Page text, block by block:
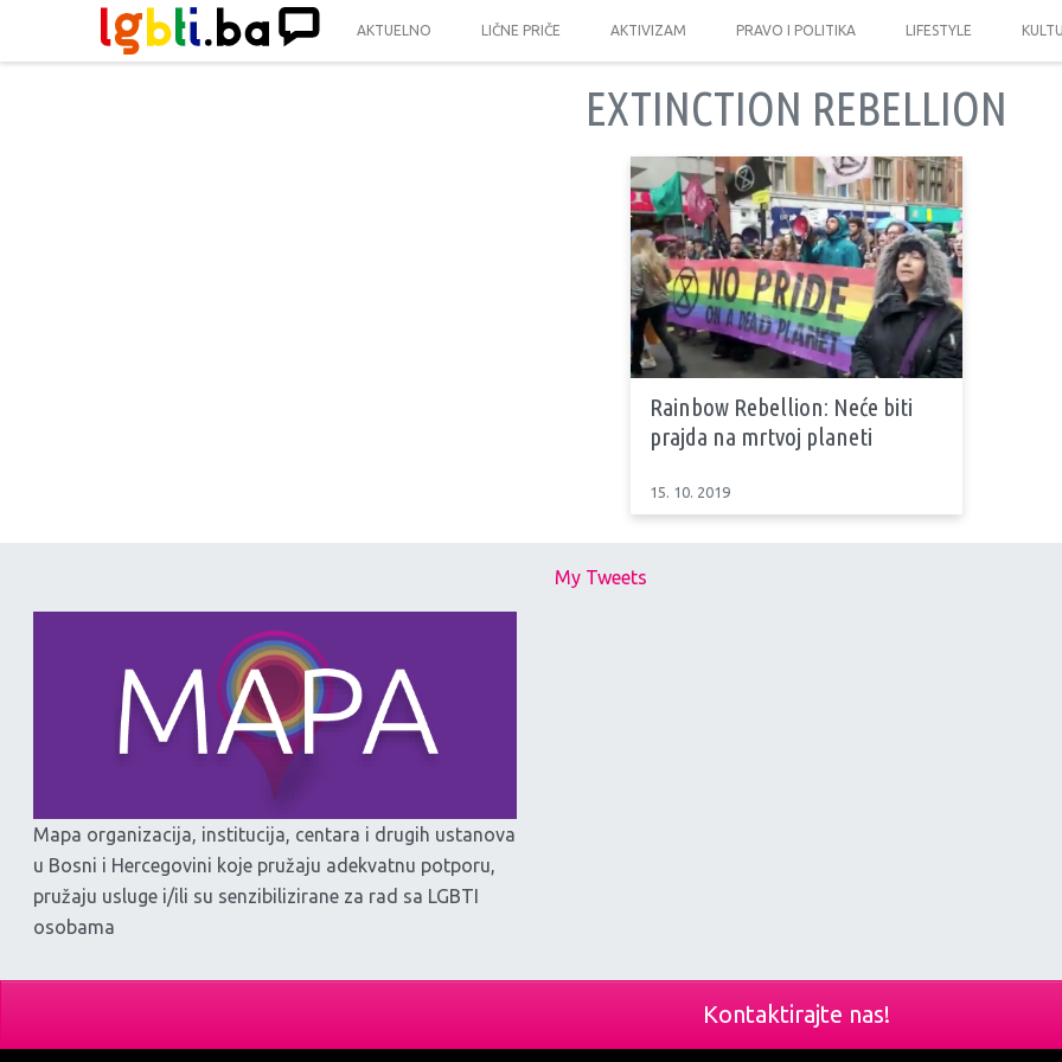
AKTUELNO LIČNE PRIČE AKTIVIZAM PRAVO I POLITIKA LIFESTYLE
EXTINCTION REBELLION
Rainbow Rebellion: Neće biti
prajda na mrtvoj planeti
15. 10. 2019
Mapa organizacija, institucija, centara i drugih ustanova
u Bosni i Hercegovini koje pružaju adekvatnu potporu,
pružaju usluge i/ili su senzibilizirane za rad sa LGBTI
osobama
My Tweets
Kontaktirajte nas!